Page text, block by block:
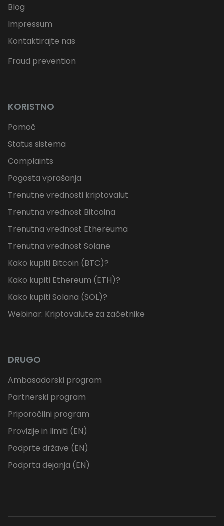
Blog
Impressum
Kontaktirajte nas
Fraud prevention
KORISTNO
Pomoč
Status sistema
Complaints
Pogosta vprašanja
Trenutne vrednosti kriptovalut
Trenutna vrednost Bitcoina
Trenutna vrednost Ethereuma
Trenutna vrednost Solane
Kako kupiti Bitcoin (BTC)?
Kako kupiti Ethereum (ETH)?
Kako kupiti Solana (SOL)?
Webinar: Kriptovalute za začetnike
DRUGO
Ambasadorski program
Partnerski program
Priporočilni program
Provizije in limiti (EN)
Podprte države (EN)
Podprta dejanja (EN)